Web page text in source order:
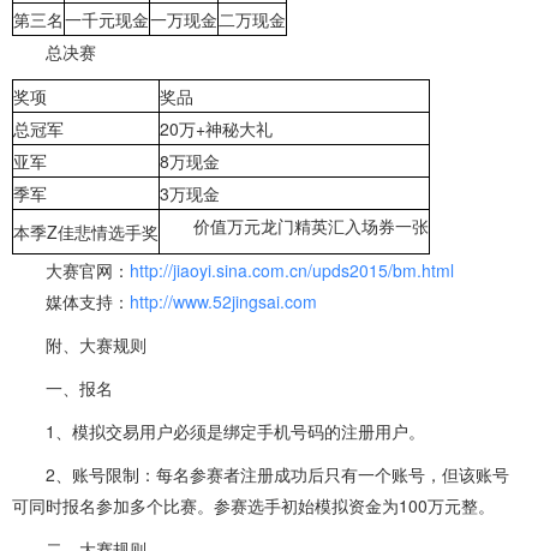
第三名一千元现金一万现金 二万现金
总决赛
奖项
奖品
总冠军
20万+神秘大礼
亚军
8万现金
季军
3万现金
本季Z佳悲情选手奖 价值万元龙门精英汇入场券一张
大赛官网： http://jiaoyi.sina.com.cn/upds2015/bm.html
媒体支持： http://www.52jingsai.com
附、大赛规则
一、报名
1、模拟交易用户必须是绑定手机号码的注册用户。
2、账号限制：每名参赛者注册成功后只有一个账号，但该账号
可同时报名参加多个比赛。参赛选手初始模拟资金为100万元整。